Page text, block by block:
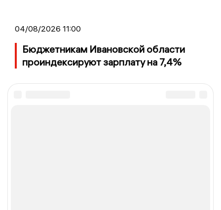
04/08/2026 11:00
Бюджетникам Ивановской области
проиндексируют зарплату на 7,4%